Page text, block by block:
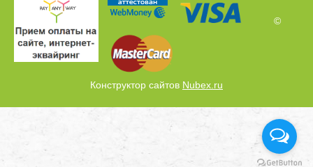
©
Конструктор сайтов Nubex.ru